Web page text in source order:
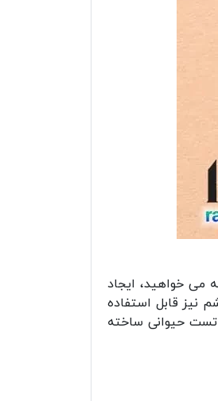
می خواهید، ایجاد
نیز قابل استفاده
تست حیوانی ساخته